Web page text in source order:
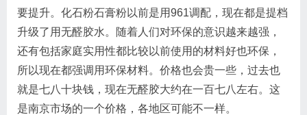
要提升。化石粉石膏粉以前是用961调配，现在都是提档
升级了用无醛胶水。随着人们对环保的意识越来越强，
还有包括家庭实用性都比较以前使用的材料好也环保，
所以现在都强调用环保材料。价格也会贵一些，过去也
就是七八十块钱，现在无醛胶大约在一百七八左右。这
是南京市场的一个价格，各地区可能不一样。